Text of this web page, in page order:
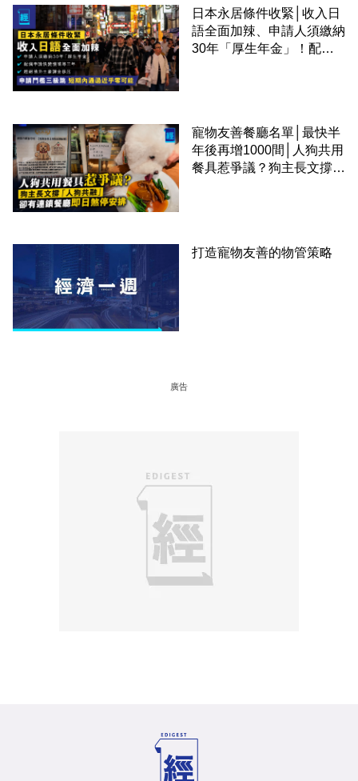
日本永居條件收緊│收入日
語全面加辣、申請人須繳納
30年「厚生年金」！配偶
寵物友善餐廳名單│最快半
年後再增1000間│人狗共用
餐具惹爭議？狗主長文撐
打造寵物友善的物管策略
廣告